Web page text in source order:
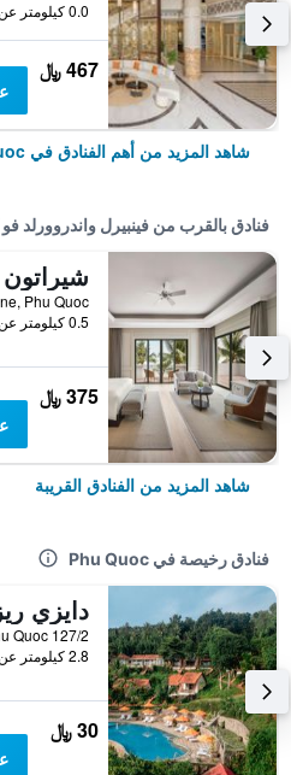
0.0 كيلومتر عن وسط المدينة
467 ﷼
شاهد المزيد من أهم الفنادق في Phu Quoc
فنادق بالقرب من فينبيرل واندروورلد
0.5 كيلومتر عن وسط المدينة
375 ﷼
شاهد المزيد من الفنادق القريبة
فنادق رخيصة في Phu Quoc
دايزي
2.8 كيلومتر عن وسط المدينة
30 ﷼